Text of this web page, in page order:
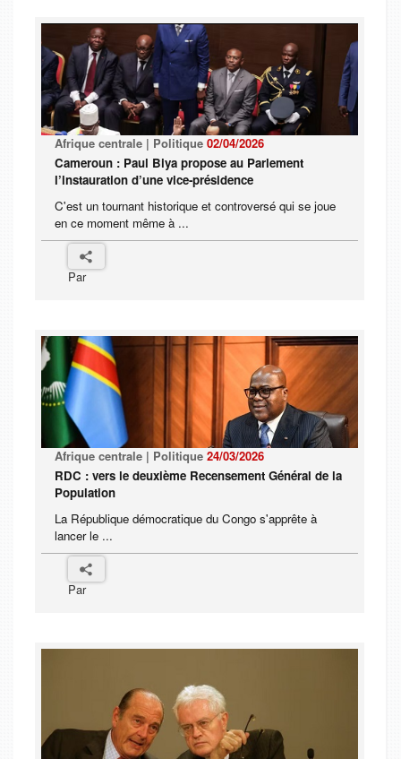
Afrique centrale | Politique 02/04/2026
Cameroun : Paul Biya propose au Parlement
l’instauration d’une vice-présidence
C'est un tournant historique et controversé qui se joue
en ce moment même à ...
Par
Afrique centrale | Politique 24/03/2026
RDC : vers le deuxième Recensement Général de la
Population
La République démocratique du Congo s'apprête à
lancer le ...
Par